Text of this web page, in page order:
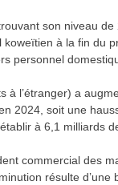
son niveau
à la fin du
personnel
l’étranger) a
2024, soit une
à 6,1 milliards
commercial des
résulte d’une